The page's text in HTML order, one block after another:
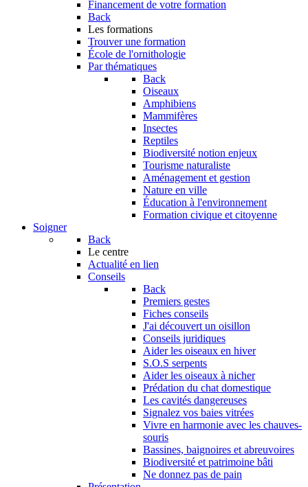
Financement de votre formation
Back
Les formations
Trouver une formation
École de l'ornithologie
Par thématiques
Back
Oiseaux
Amphibiens
Mammifères
Insectes
Reptiles
Biodiversité notion enjeux
Tourisme naturaliste
Aménagement et gestion
Nature en ville
Éducation à l'environnement
Formation civique et citoyenne
Soigner
Back
Le centre
Actualité en lien
Conseils
Back
Premiers gestes
Fiches conseils
J'ai découvert un oisillon
Conseils juridiques
Aider les oiseaux en hiver
S.O.S serpents
Aider les oiseaux à nicher
Prédation du chat domestique
Les cavités dangereuses
Signalez vos baies vitrées
Vivre en harmonie avec les chauves-
souris
Bassines, baignoires et abreuvoires
Biodiversité et patrimoine bâti
Ne donnez pas de pain